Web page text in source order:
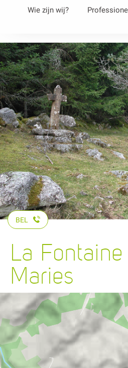
principal
Wie zijn wij?
BEL
La
Maries